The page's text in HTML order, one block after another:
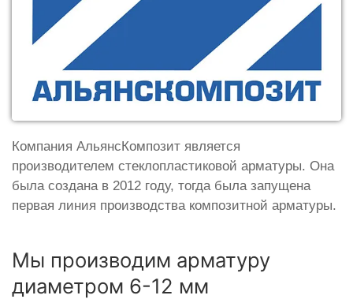
Компания АльянсКомпозит является
производителем стеклопластиковой арматуры. Она
была создана в 2012 году, тогда была запущена
первая линия производства композитной арматуры.
Мы производим арматуру
диаметром 6-12 мм